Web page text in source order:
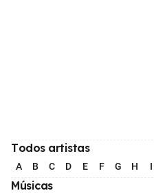
Todos artistas
A B C D E F G H I
Músicas